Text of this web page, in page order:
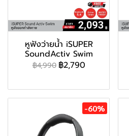
หูฟังว่ายน้ำ iSUPER
SoundActiv Swim
฿4,990 ฿2,790
-60%